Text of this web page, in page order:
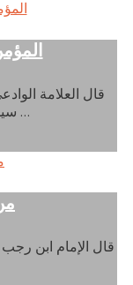
قال العلامة
سيخافا منك ، وإذا كنت مزعزع …
قال الإمام ابن رجب